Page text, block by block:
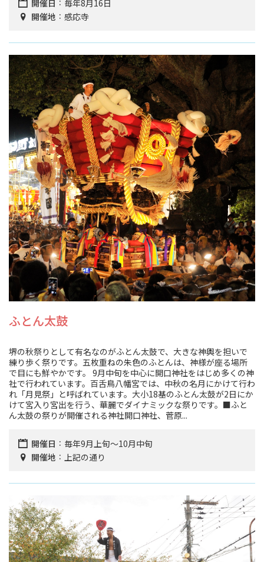
開催日
毎年8月16日
開催地
感応寺
ふとん太鼓
堺の秋祭りとして有名なのがふとん太鼓で、大きな神輿を担いで
練り歩く祭りです。五枚重ねの朱色のふとんは、神様が座る場所
で目にも鮮やかです。 9月中旬を中心に開口神社をはじめ多くの神
社で行われています。百舌鳥八幡宮では、中秋の名月にかけて行わ
れ「月見祭」と呼ばれています。大小18基のふとん太鼓が2日にか
けて宮入り宮出を行う、華麗でダイナミックな祭りです。■ふと
ん太鼓の祭りが開催される神社開口神社、菅原...
開催日
毎年9月上旬～10月中旬
開催地
上記の通り